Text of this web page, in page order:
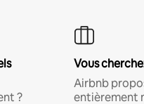
?
Vous
Airbnb
entièrement